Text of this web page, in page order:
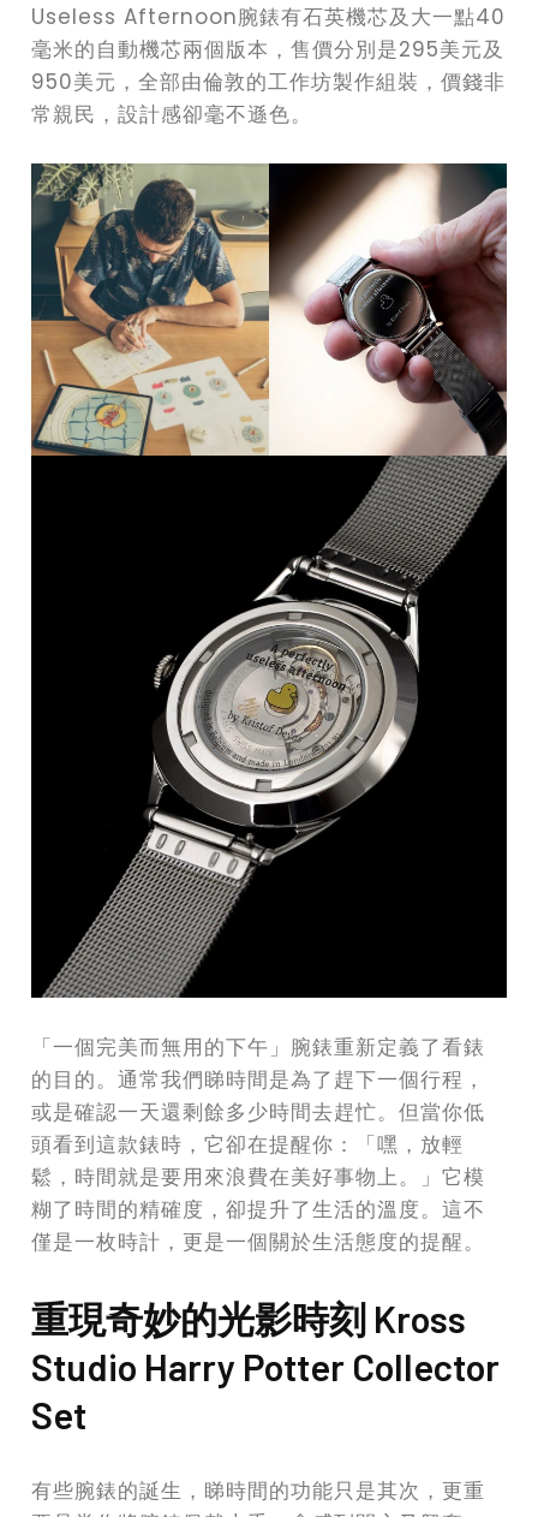
Useless Afternoon腕錶有石英機芯及大一點40
毫米的自動機芯兩個版本，售價分別是295美元及
950美元，全部由倫敦的工作坊製作組裝，價錢非
常親民，設計感卻毫不遜色。
「一個完美而無用的下午」腕錶重新定義了看錶
的目的。通常我們睇時間是為了趕下一個行程，
或是確認一天還剩餘多少時間去趕忙。但當你低
頭看到這款錶時，它卻在提醒你：「嘿，放輕
鬆，時間就是要用來浪費在美好事物上。」它模
糊了時間的精確度，卻提升了生活的溫度。這不
僅是一枚時計，更是一個關於生活態度的提醒。
重現奇妙的光影時刻 Kross
Studio Harry Potter Collector
Set
有些腕錶的誕生，睇時間的功能只是其次，更重